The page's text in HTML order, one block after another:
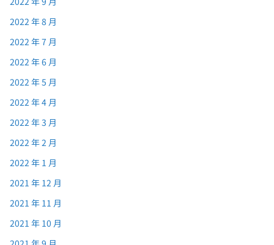
2022 年 8 月
2022 年 7 月
2022 年 6 月
2022 年 5 月
2022 年 4 月
2022 年 3 月
2022 年 2 月
2022 年 1 月
2021 年 12 月
2021 年 11 月
2021 年 10 月